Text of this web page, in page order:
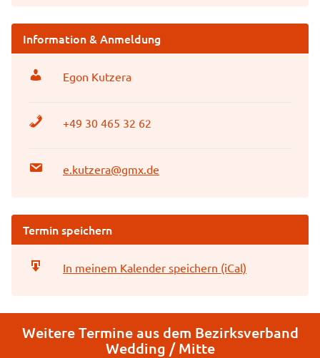
Information & Anmeldung
Egon Kutzera
+49 30 465 32 62
e.kutzera@gmx.de
Termin speichern
In meinem Kalender speichern (iCal)
Weitere Termine aus dem Bezirksverband
Wedding / Mitte